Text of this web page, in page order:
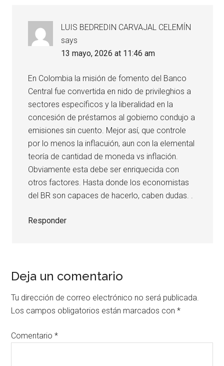
LUIS BEDREDIN CARVAJAL CELEMÍN
says
13 mayo, 2026 at 11:46 am
En Colombia la misión de fomento del Banco
Central fue convertida en nido de privileghios a
sectores específicos y la liberalidad en la
concesión de préstamos al gobierno condujo a
emisiones sin cuento. Mejor así, que controle
por lo menos la inflacuión, aun con la elemental
teoría de cantidad de moneda vs inflación.
Obviamente esta debe ser enriquecida con
otros factores. Hasta donde los economistas
del BR son capaces de hacerlo, caben dudas. .
Responder
Deja un comentario
Tu dirección de correo electrónico no será publicada.
Los campos obligatorios están marcados con*
Comentario*